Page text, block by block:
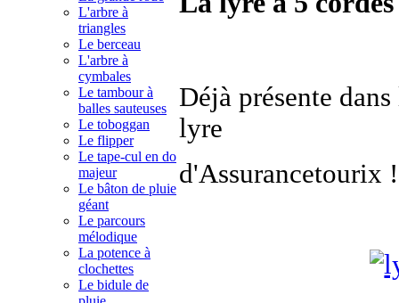
Déjà présente
lyre
d'Assurancetourix !
L'arbre à
triangles
Le berceau
L'arbre à
cymbales
Le tambour à
balles sauteuses
Le toboggan
Le flipper
Le tape-cul en do
majeur
Le bâton de pluie
géant
Le parcours
mélodique
La potence à
clochettes
Le bidule de